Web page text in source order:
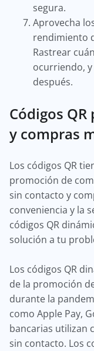
segura.
Aprovecha
rendimiento
Rastrear
ocurriendo,
después.
Códigos
y compras
Los códigos QR
promoción de
sin contacto y
conveniencia y la
códigos QR
solución a tu
Los códigos QR
de la promoción
durante la
como Apple Pay,
bancarias utilizan
sin contacto. Los